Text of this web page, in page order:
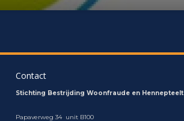
Contact
Stichting Bestrijding Woonfraude en Hennepteelt
Papaverweg 34 unit B100